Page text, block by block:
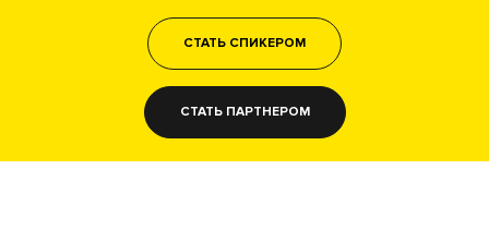
СТАТЬ СПИКЕРОМ
СТАТЬ ПАРТНЕРОМ